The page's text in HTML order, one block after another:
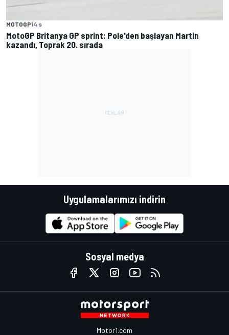
MOTOGP14 s
MotoGP Britanya GP sprint: Pole'den başlayan Martin
kazandı, Toprak 20. sırada
Uygulamalarımızı indirin
Sosyal medya
Motor1.com